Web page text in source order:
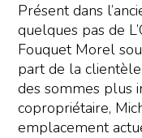
Présent dans
quelques pas de
Fouquet Morel
part de la
des sommes plus
copropriétaire,
emplacement